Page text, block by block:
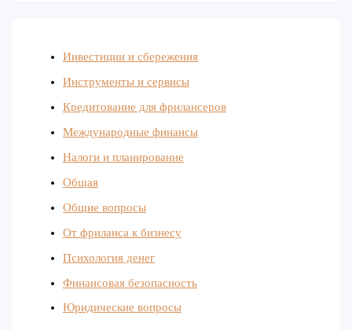
Инвестиции и сбережения
Инструменты и сервисы
Кредитование для фрилансеров
Международные финансы
Налоги и планирование
Общая
Общие вопросы
От фриланса к бизнесу
Психология денег
Финансовая безопасность
Юридические вопросы